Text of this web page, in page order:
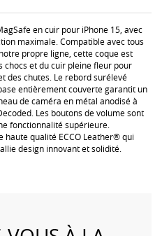
en cuir pour iPhone 15, avec
maximale. Compatible avec tous
propre ligne, cette coque est
chocs et du cuir pleine fleur pour
des chutes. Le rebord surélevé
entièrement couverte garantit un
de caméra en métal anodisé à
Les boutons de volume sont
fonctionnalité supérieure.
haute qualité ECCO Leather® qui
design innovant et solidité.